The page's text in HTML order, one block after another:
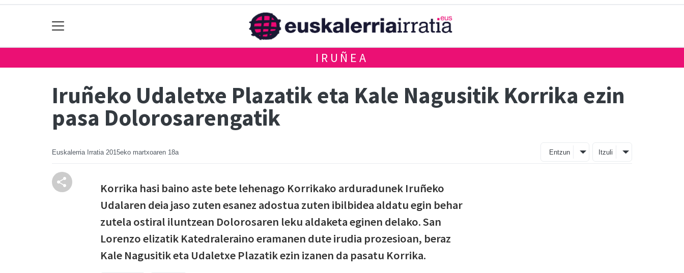
IRUÑEA
Iruñeko Udaletxe Plazatik eta Kale Nagusitik Korrika ezin
pasa Dolorosarengatik
Euskalerria Irratia 2015eko martxoaren 18a Entzun Itzuli
Korrika hasi baino aste bete lehenago Korrikako arduradunek Iruñeko
Udalaren deia jaso zuten esanez adostua zuten ibilbidea aldatu egin behar
zutela ostiral iluntzean Dolorosaren leku aldaketa eginen delako. San
Lorenzo elizatik Katedraleraino eramanen dute irudia prozesioan, beraz
Kale Nagusitik eta Udaletxe Plazatik ezin izanen da pasatu Korrika.